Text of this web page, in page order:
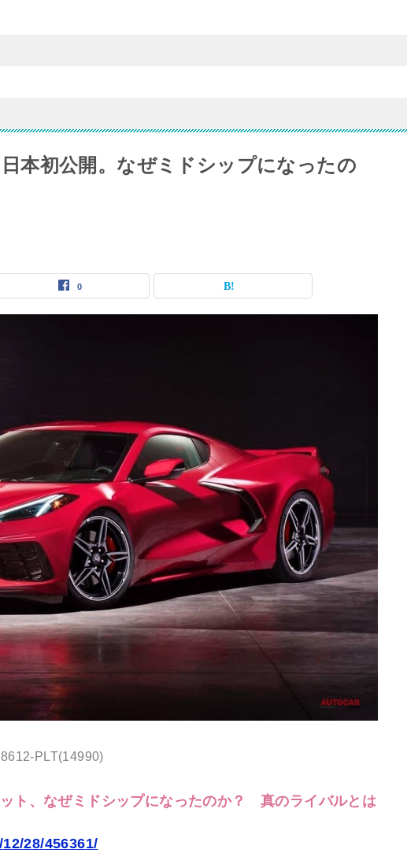
本初公開。なぜミドシップになったの
0
PLT(14990)
ット、なぜミドシップになったのか？ 真のライバルとは
28/456361/‬